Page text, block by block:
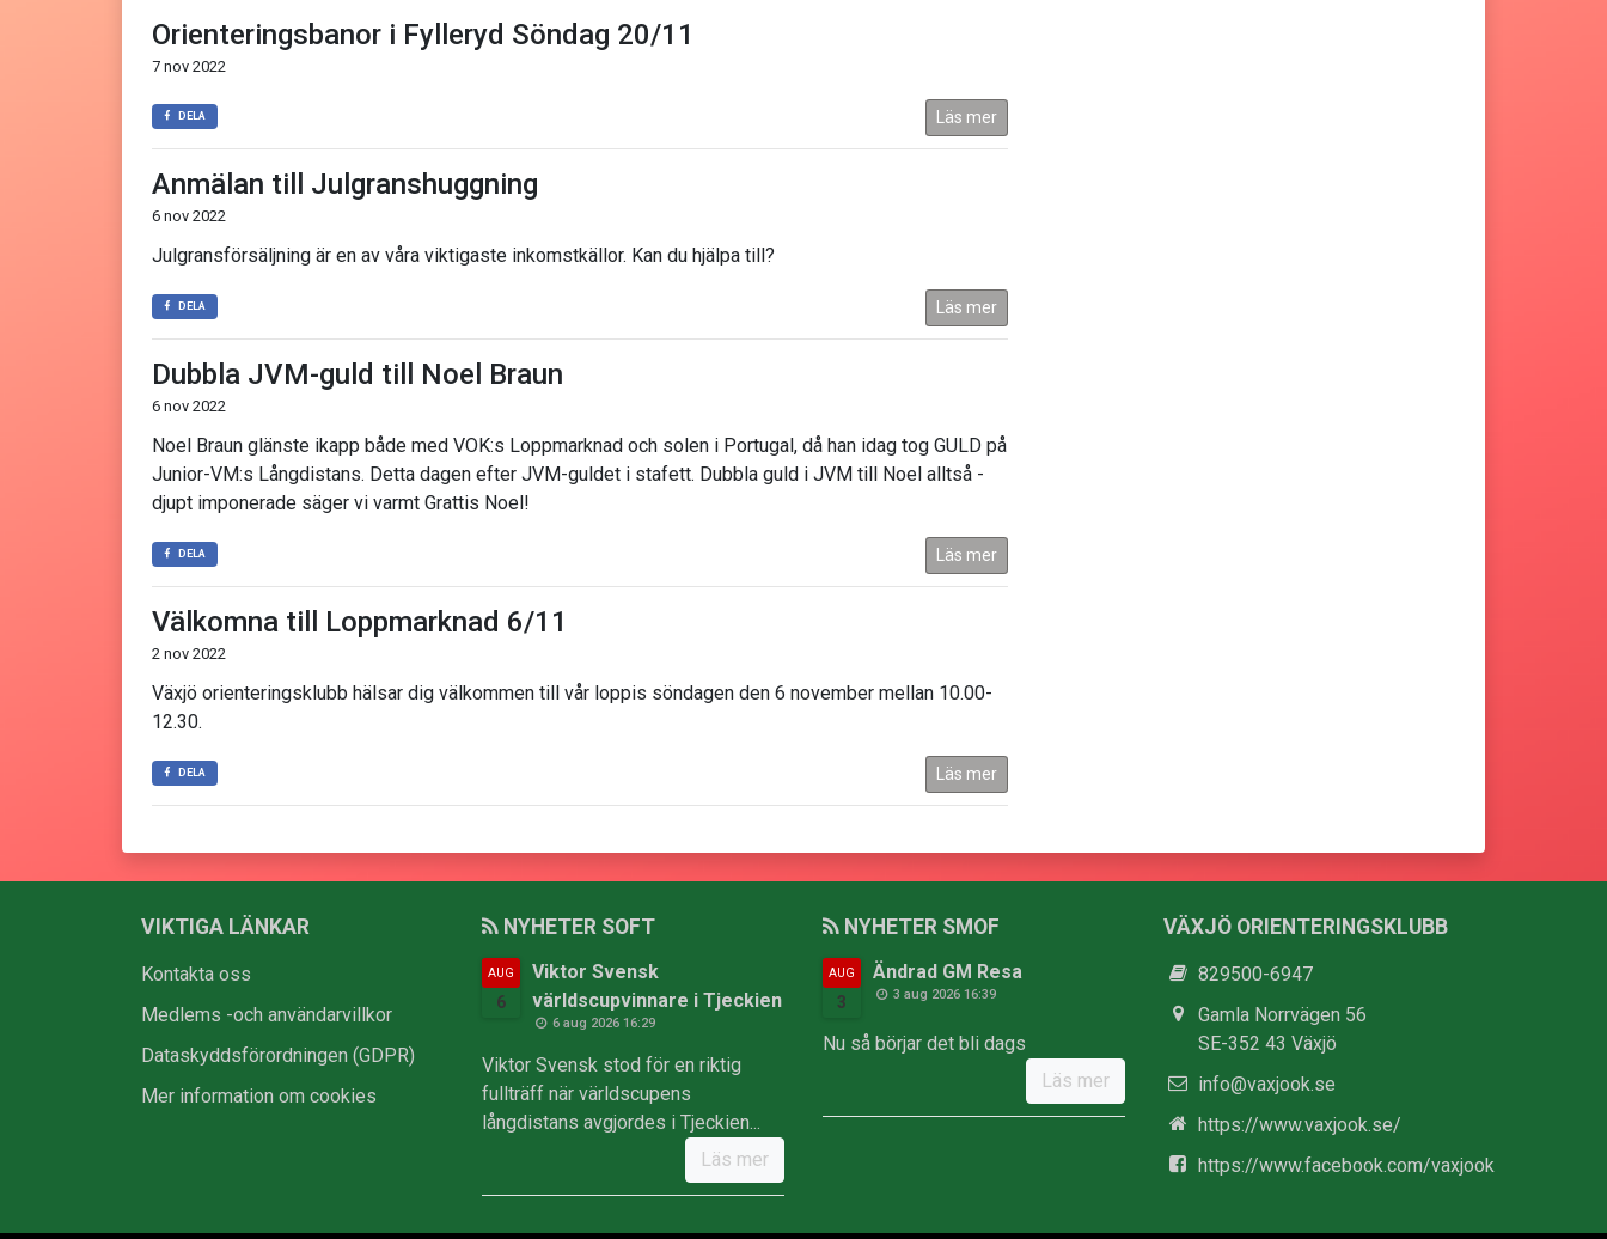
Orienteringsbanor i Fylleryd Söndag 20/11
7 nov 2022
DELA Läs mer
Anmälan till Julgranshuggning
6 nov 2022
Julgransförsäljning är en av våra viktigaste inkomstkällor. Kan du hjälpa till?
DELA Läs mer
Dubbla JVM-guld till Noel Braun
6 nov 2022
Noel Braun glänste ikapp både med VOK:s Loppmarknad och solen i Portugal, då han idag tog GULD på
Junior-VM:s Långdistans. Detta dagen efter JVM-guldet i stafett. Dubbla guld i JVM till Noel alltså -
djupt imponerade säger vi varmt Grattis Noel!
DELA Läs mer
Välkomna till Loppmarknad 6/11
2 nov 2022
Växjö orienteringsklubb hälsar dig välkommen till vår loppis söndagen den 6 november mellan 10.00-
12.30.
DELA Läs mer
VIKTIGA LÄNKAR
Kontakta oss
Medlems -och användarvillkor
Dataskyddsförordningen (GDPR)
Mer information om cookies
NYHETER SOFT
AUG
6
Viktor Svensk
världscupvinnare i Tjeckien
6 aug 2026 16:29
Viktor Svensk stod för en riktig
fullträff när världscupens
långdistans avgjordes i Tjeckien...
Läs mer
NYHETER SMOF
AUG
3
Ändrad GM Resa
3 aug 2026 16:39
Nu så börjar det bli dags
Läs mer
VÄXJÖ ORIENTERINGSKLUBB
829500-6947
Gamla Norrvägen 56
SE-352 43 Växjö
info@vaxjook.se
https://www.vaxjook.se/
https://www.facebook.com/vaxjook